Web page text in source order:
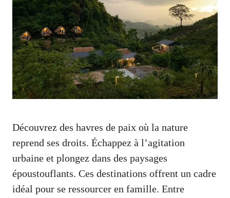
Découvrez des havres de paix où la nature
reprend ses droits. Échappez à l’agitation
urbaine et plongez dans des paysages
époustouflants. Ces destinations offrent un cadre
idéal pour se ressourcer en famille. Entre